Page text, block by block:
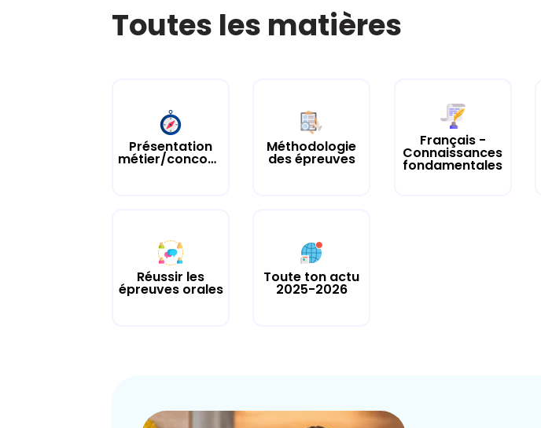
Toutes les matières
Présentation
métier/concours
Méthodologie
des épreuves
Français -
Connaissances
fondamentales
Réussir les
épreuves orales
Toute ton actu
2025-2026